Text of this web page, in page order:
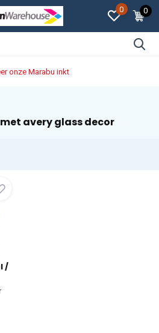
0 0
onze Marabu inkt
avery glass decor
/